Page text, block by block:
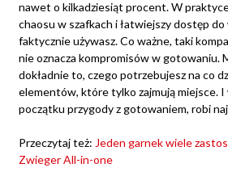
nawet o kilkadziesiąt procent. W
chaosu w szafkach i łatwiejszy dostęp
faktycznie używasz. Co ważne, taki
nie oznacza kompromisów w gotowaniu.
dokładnie to, czego potrzebujesz na co
elementów, które tylko zajmują miejsce. I
początku przygody z gotowaniem, robi
Przeczytaj też: Jeden garnek wiele
Zwieger All-in-one